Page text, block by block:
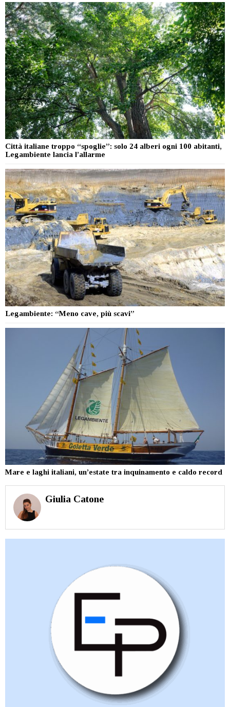
Città italiane troppo “spoglie”: solo 24 alberi ogni 100 abitanti,
Legambiente lancia l’allarme
Legambiente: “Meno cave, più scavi”
Mare e laghi italiani, un’estate tra inquinamento e caldo record
Giulia Catone